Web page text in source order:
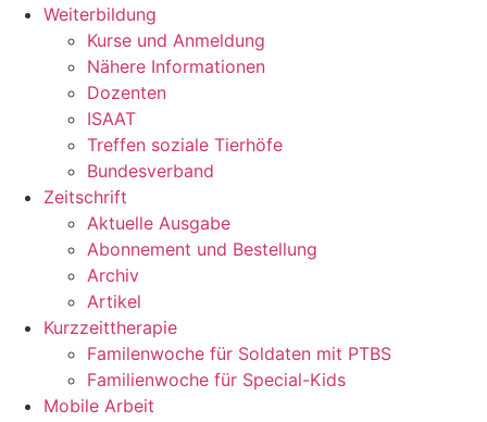
Weiterbildung
Kurse und Anmeldung
Nähere Informationen
Dozenten
ISAAT
Treffen soziale Tierhöfe
Bundesverband
Zeitschrift
Aktuelle Ausgabe
Abonnement und Bestellung
Archiv
Artikel
Kurzzeittherapie
Familenwoche für Soldaten mit PTBS
Familienwoche für Special-Kids
Mobile Arbeit